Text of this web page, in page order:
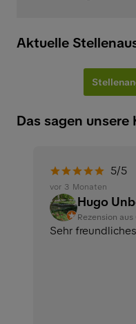
Aktuelle
Das sagen unsere
5/5
vor 3 Monaten
Hugo
Rezension aus
Sehr